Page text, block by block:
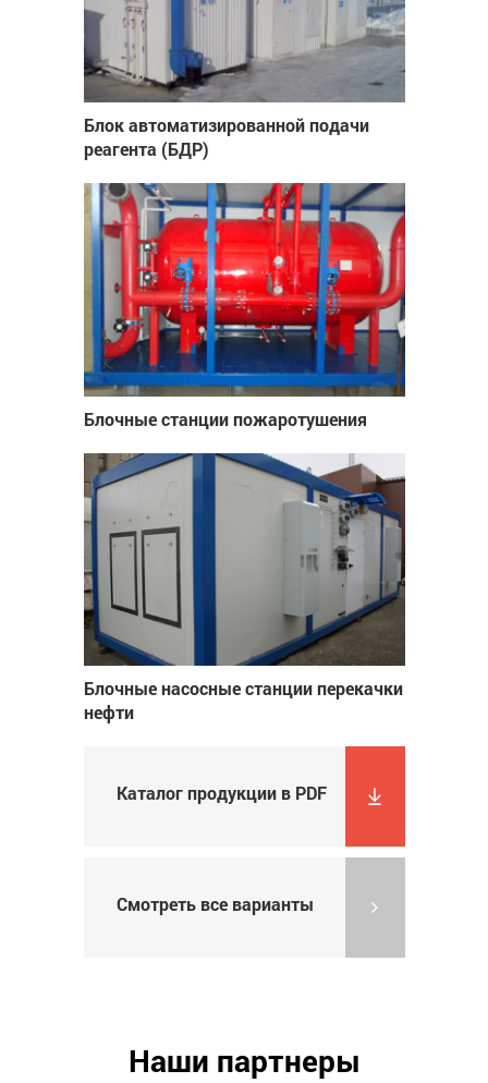
Блок автоматизированной подачи
реагента (БДР)
Блочные станции пожаротушения
Блочные насосные станции перекачки
нефти
Каталог продукции в PDF
Смотреть все варианты
Наши партнеры